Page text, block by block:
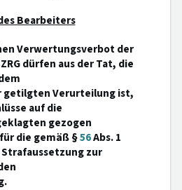
Bearbeiters
Verwertungsverbot der
dürfen aus der Tat, die
getilgten Verurteilung ist,
auf die
gezogen
die gemäß §56Abs. 1
Strafaussetzung zur